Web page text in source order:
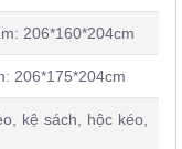
sách, hộc kéo,